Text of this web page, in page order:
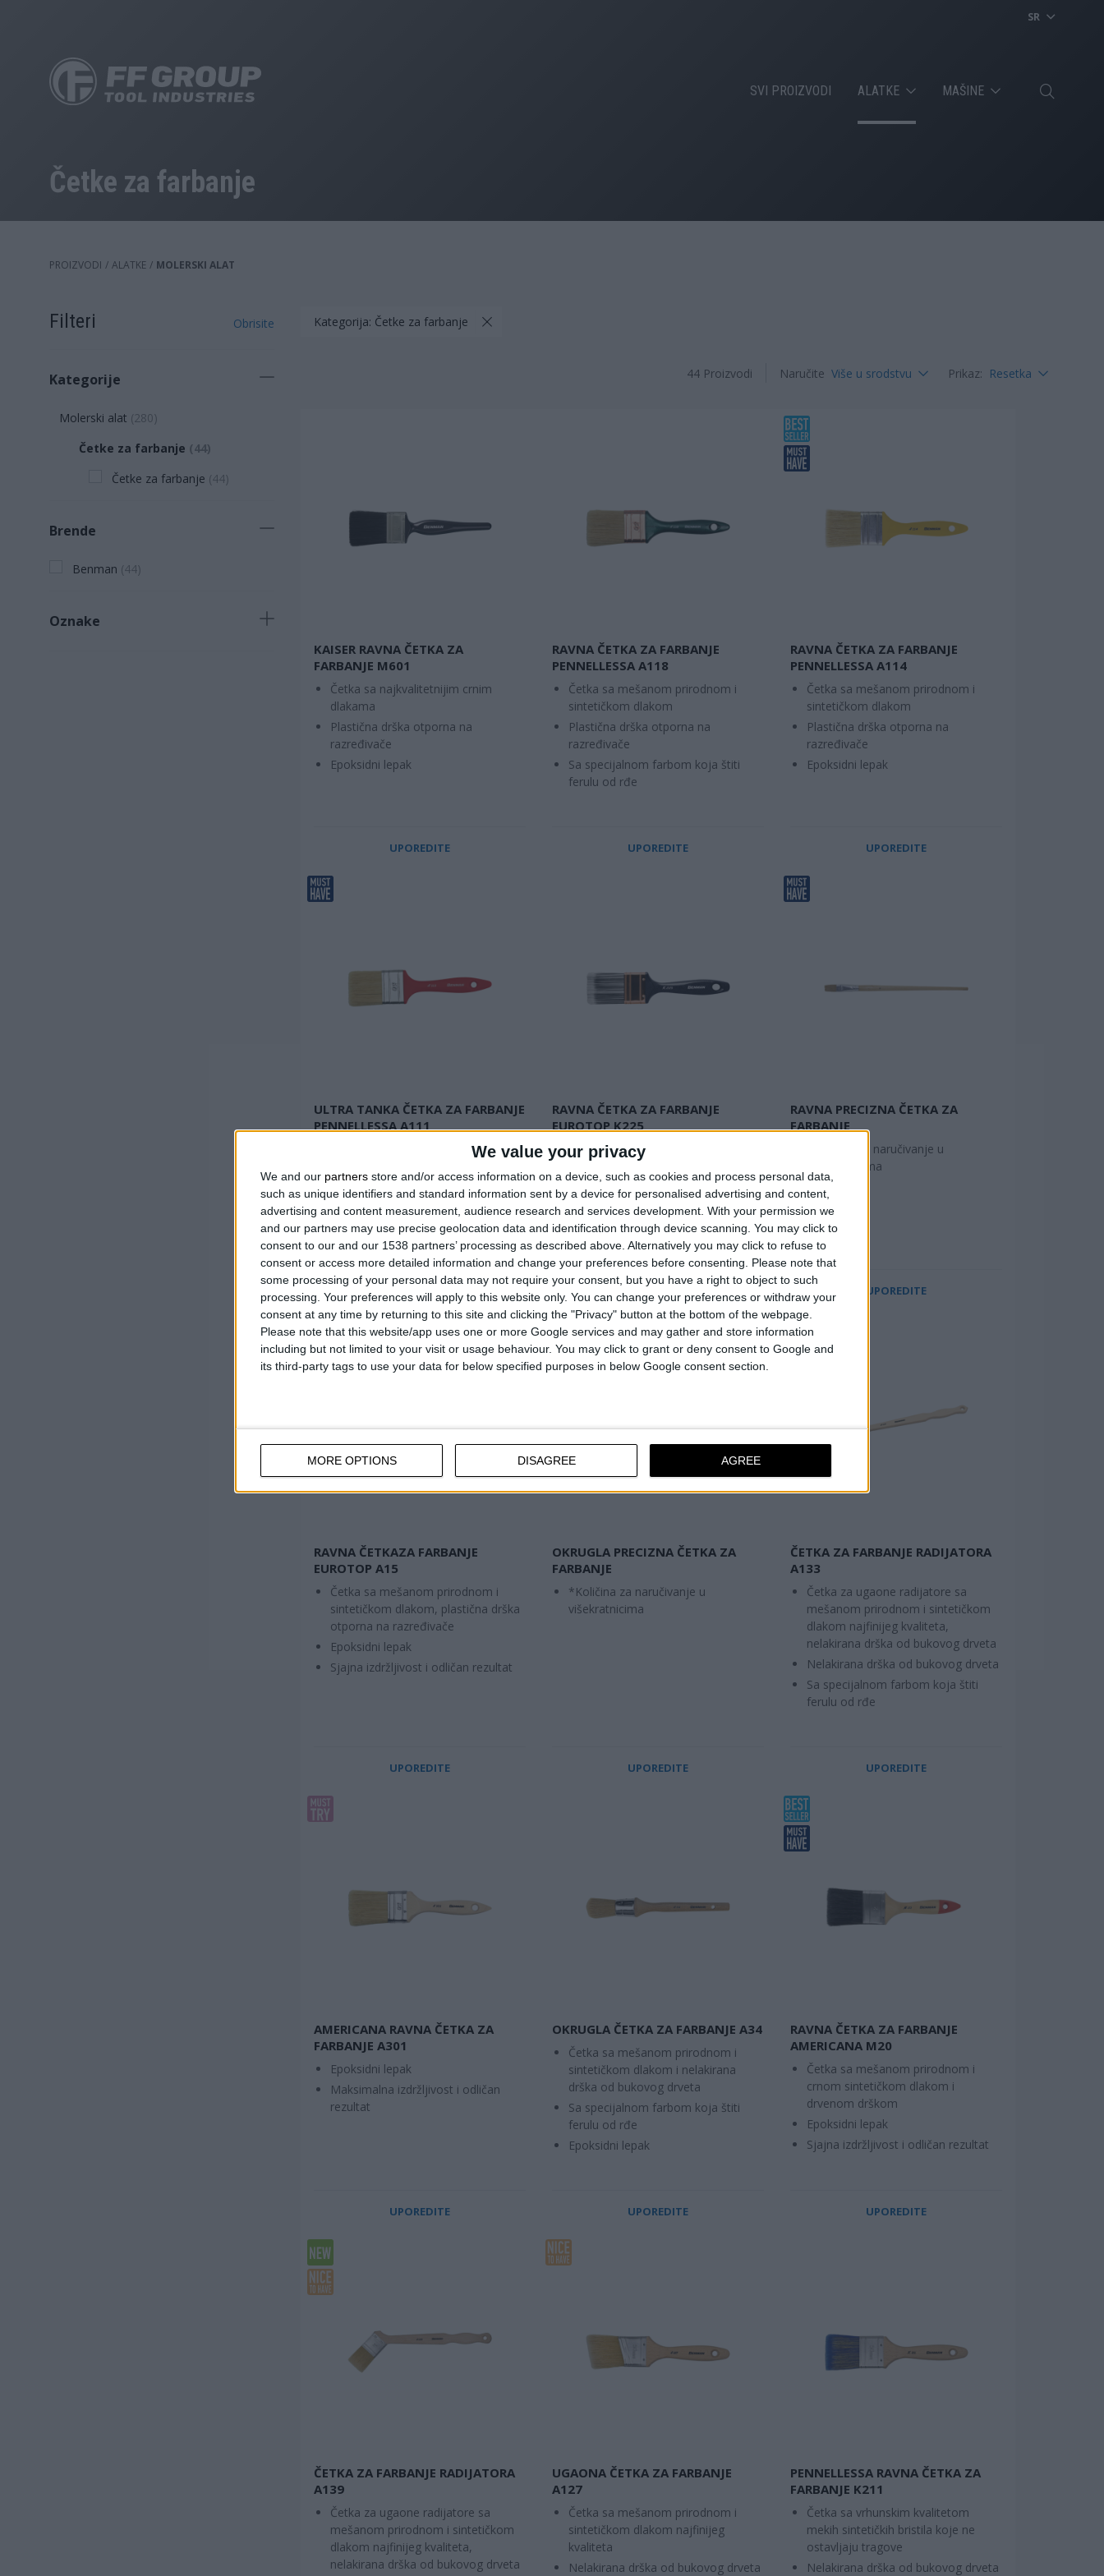
We value your privacy
We and our partners store and/or access information on a device, such as cookies and process personal data,
such as unique identifiers and standard information sent by a device for personalised advertising and content,
advertising and content measurement, audience research and services development. With your permission we
and our partners may use precise geolocation data and identification through device scanning. You may click to
consent to our and our 1538 partners’ processing as described above. Alternatively you may click to refuse to
consent or access more detailed information and change your preferences before consenting.
Please note that
some processing of your personal data may not require your consent, but you have a right to object to such
processing. Your preferences will apply to this website only. You can change your preferences or withdraw your
consent at any time by returning to this site and clicking the "Privacy" button at the bottom of the webpage.
Please note that this website/app uses one or more Google services and may gather and store information
including but not limited to your visit or usage behaviour. You may click to grant or deny consent to Google and
its third-party tags to use your data for below specified purposes in below Google consent section.
MORE OPTIONS DISAGREE AGREE
SR
SVI PROIZVODI ALATKE MAŠINE
Četke za farbanje
PROIZVODI / ALATKE / MOLERSKI ALAT
Filteri Obrisite
Kategorije
Molerski alat (280)
Četke za farbanje (44)
Četke za farbanje (44)
Brende
Benman (44)
Oznake
Kategorija: Četke za farbanje
44 Proizvodi Naručite Više u srodstvu Prikaz: Resetka
KAISER RAVNA ČETKA ZA
FARBANJE M601
Četka sa najkvalitetnijim crnim
dlakama
Plastična drška otporna na
razređivače
Epoksidni lepak
UPOREDITE
RAVNA ČETKA ZA FARBANJE
PENNELLESSA A118
Četka sa mešanom prirodnom i
sintetičkom dlakom
Plastična drška otporna na
razređivače
Sa specijalnom farbom koja štiti
ferulu od rđe
UPOREDITE
RAVNA ČETKA ZA FARBANJE
PENNELLESSA A114
Četka sa mešanom prirodnom i
sintetičkom dlakom
Plastična drška otporna na
razređivače
Epoksidni lepak
UPOREDITE
ULTRA TANKA ČETKA ZA FARBANJE
PENNELLESSA A111
Četka sa mešanom prirodnom i
Plastična drška otporna na
razređivače
Epoksidni lepak
UPOREDITE
RAVNA ČETKA ZA FARBANJE
EUROTOP K225
Četka sa superiornom sintetičkom
dlakom jedinstvene tehnologije
Plastična drška otporna na
razređivače
Epoksidni lepak
UPOREDITE
RAVNA PRECIZNA ČETKA ZA
FARBANJE
*Količina za naručivanje u
višekratnicima
UPOREDITE
RAVNA ČETKAZA FARBANJE
EUROTOP A15
Četka sa mešanom prirodnom i
sintetičkom dlakom, plastična drška
otporna na razređivače
Epoksidni lepak
Sjajna izdržljivost i odličan rezultat
UPOREDITE
OKRUGLA PRECIZNA ČETKA ZA
FARBANJE
*Količina za naručivanje u
višekratnicima
UPOREDITE
ČETKA ZA FARBANJE RADIJATORA
A133
Četka za ugaone radijatore sa
mešanom prirodnom i sintetičkom
dlakom najfinijeg kvaliteta,
nelakirana drška od bukovog drveta
Nelakirana drška od bukovog drveta
Sa specijalnom farbom koja štiti
ferulu od rđe
UPOREDITE
AMERICANA RAVNA ČETKA ZA
FARBANJE A301
Epoksidni lepak
Maksimalna izdržljivost i odličan
rezultat
UPOREDITE
OKRUGLA ČETKA ZA FARBANJE A34
Četka sa mešanom prirodnom i
sintetičkom dlakom i nelakirana
drška od bukovog drveta
Sa specijalnom farbom koja štiti
ferulu od rđe
Epoksidni lepak
UPOREDITE
RAVNA ČETKA ZA FARBANJE
AMERICANA M20
Četka sa mešanom prirodnom i
crnom sintetičkom dlakom i
drvenom drškom
Epoksidni lepak
Sjajna izdržljivost i odličan rezultat
UPOREDITE
ČETKA ZA FARBANJE RADIJATORA
A139
Četka za ugaone radijatore sa
mešanom prirodnom i sintetičkom
dlakom najfinijeg kvaliteta,
nelakirana drška od bukovog drveta
UGAONA ČETKA ZA FARBANJE
A127
Četka sa mešanom prirodnom i
sintetičkom dlakom najfinijeg
kvaliteta
Nelakirana drška od bukovog drveta
PENNELLESSA RAVNA ČETKA ZA
FARBANJE K211
Četka sa vrhunskim kvalitetom
mekih sintetičkih bristila koje ne
ostavljaju tragove
Nelakirana drška od bukovog drveta